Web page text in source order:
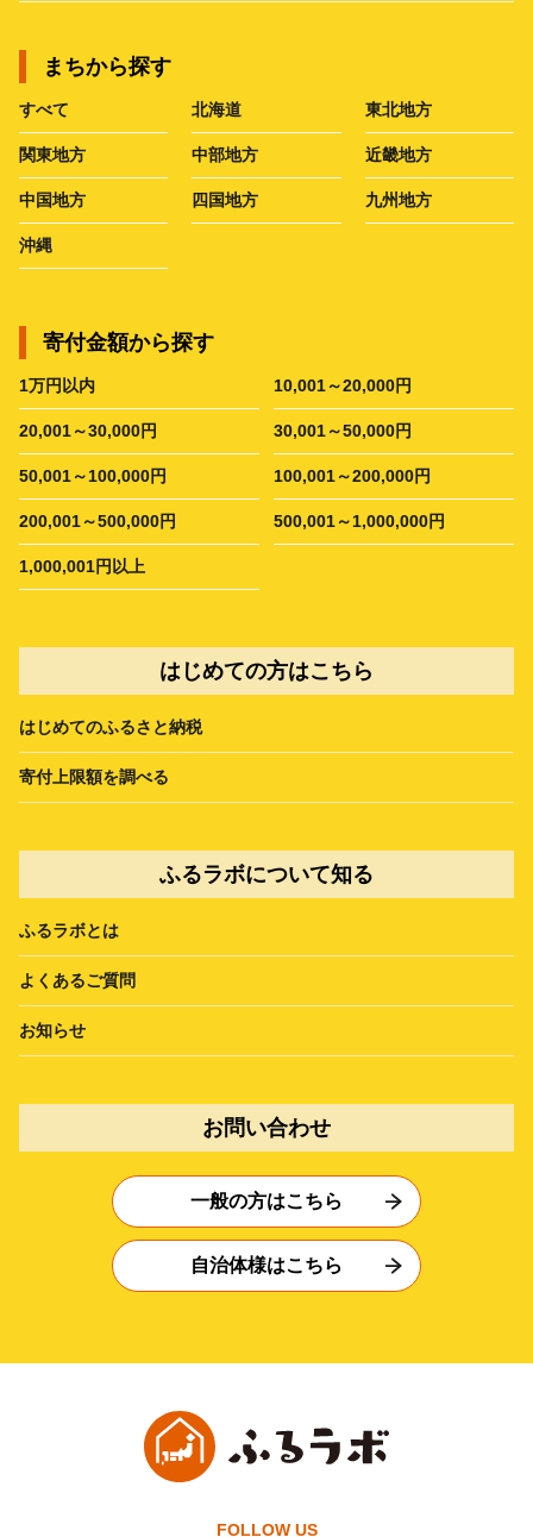
まちから探す
すべて 北海道 東北地方
関東地方 中部地方 近畿地方
中国地方 四国地方 九州地方
沖縄
寄付金額から探す
1万円以内 10,001～20,000円
20,001～30,000円 30,001～50,000円
50,001～100,000円 100,001～200,000円
200,001～500,000円 500,001～1,000,000円
1,000,001円以上
はじめての方はこちら
はじめてのふるさと納税
寄付上限額を調べる
ふるラボについて知る
ふるラボとは
よくあるご質問
お知らせ
お問い合わせ
一般の方はこちら
自治体様はこちら
FOLLOW US